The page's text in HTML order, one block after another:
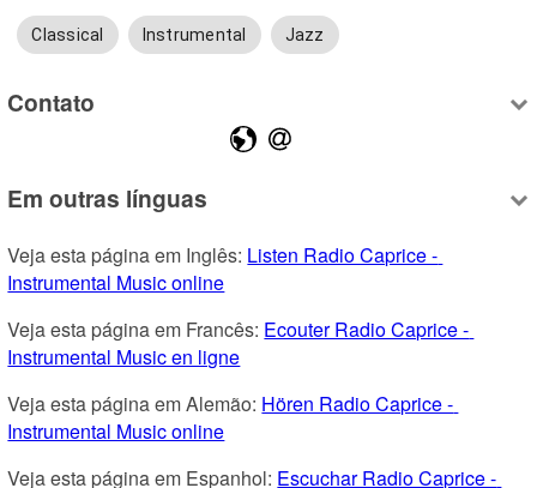
Classical Instrumental Jazz
Contato
Em outras línguas
Veja esta página em Inglês: Listen Radio Caprice -
Instrumental Music online
Veja esta página em Francês: Ecouter Radio Caprice -
Instrumental Music en ligne
Veja esta página em Alemão: Hören Radio Caprice -
Instrumental Music online
Veja esta página em Espanhol: Escuchar Radio Caprice -